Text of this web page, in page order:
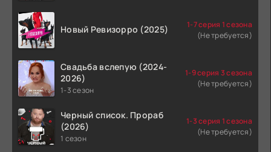
Новый Ревизорро (2025)
1-7 серия 1 сезона
(Не требуется)
Свадьба вслепую (2024-
2026)
1-3 сезон
1-9 серия 3 сезона
(Не требуется)
Черный список. Прораб
(2026)
1 сезон
1-3 серия 1 сезона
(Не требуется)